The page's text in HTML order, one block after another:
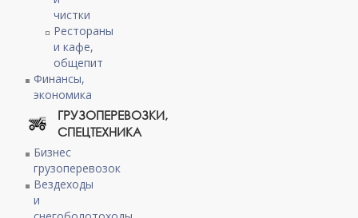
чистки
Рестораны
и кафе,
общепит
Финансы,
экономика
ГРУЗОПЕРЕВОЗКИ,
СПЕЦТЕХНИКА
Бизнес
грузоперевозок
Вездеходы
и